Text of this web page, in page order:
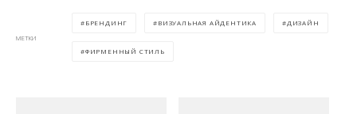
МЕТКИ
БРЕНДИНГ ВИЗУАЛЬНАЯ АЙДЕНТИКА ДИЗАЙН
ФИРМЕННЫЙ СТИЛЬ